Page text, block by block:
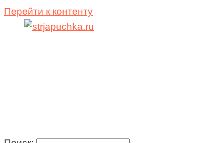
Перейти к контенту